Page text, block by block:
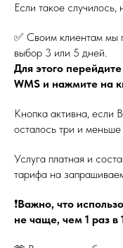
Если такое
✅ Своим клиентам мы
выбор 3 или 5 дней.
Для этого
WMS и нажмите на
Кнопка активна, если
осталось три и
Услуга платная и
тарифа на
❗️Важно, что
не чаще, чем 1 раз в